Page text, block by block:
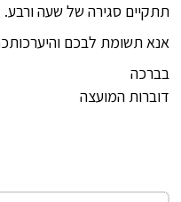
תתקיים סגירה של שעה ורבע.
אנא תשומת לבכם
בברכה
דוברות המועצה